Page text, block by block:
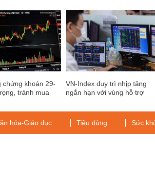
chứng khoán 29-
tránh mua
VN-Index duy trì nhịp tăng
ngắn hạn với vùng hỗ trợ
hóa-Giáo dục Tiêu dùng Sức